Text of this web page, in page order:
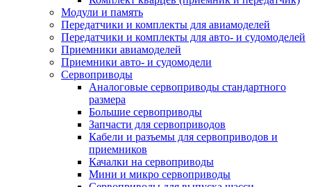
Модули и память
Передатчики и комплекты для авиамоделей
Передатчики и комплекты для авто- и судомоделей
Приемники авиамоделей
Приемники авто- и судомодели
Сервоприводы
Аналоговые сервоприводы стандартного
размера
Большие сервоприводы
Запчасти для сервоприводов
Кабели и разъемы для сервоприводов и
приемников
Качалки на сервоприводы
Мини и микро сервоприводы